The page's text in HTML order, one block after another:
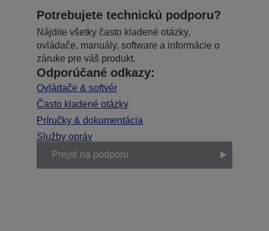
Potrebujete technickú podporu?
Nájdite všetky často kladené otázky,
ovládače, manuály, software a informácie o
záruke pre váš produkt.
Odporúčané odkazy:
Ovládače & softvér
Často kladené otázky
Príručky & dokumentácia
Služby opráv
Prejsť na podporu